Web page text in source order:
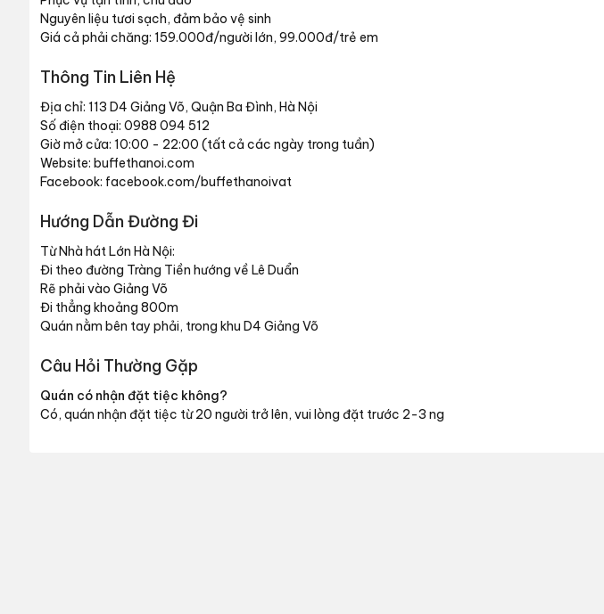
Nguyên liệu tươi sạch, đảm bảo vệ sinh
Giá cả phải chăng: 159.000đ/người lớn, 99.000đ/trẻ em
Thông Tin Liên Hệ
Địa chỉ: 113 D4 Giảng Võ, Quận Ba Đình, Hà Nội
Số điện thoại: 0988 094 512
Giờ mở cửa: 10:00 - 22:00 (tất cả các ngày trong tuần)
Website: buffethanoi.com
Facebook: facebook.com/buffethanoivat
Hướng Dẫn Đường Đi
Từ Nhà hát Lớn Hà Nội:
Đi theo đường Tràng Tiền hướng về Lê Duẩn
Rẽ phải vào Giảng Võ
Đi thẳng khoảng 800m
Quán nằm bên tay phải, trong khu D4 Giảng Võ
Câu Hỏi Thường Gặp
Quán có nhận đặt tiệc không?
Có, quán nhận đặt tiệc từ 20 người trở lên, vui lòng đặt trước 2-3 ng